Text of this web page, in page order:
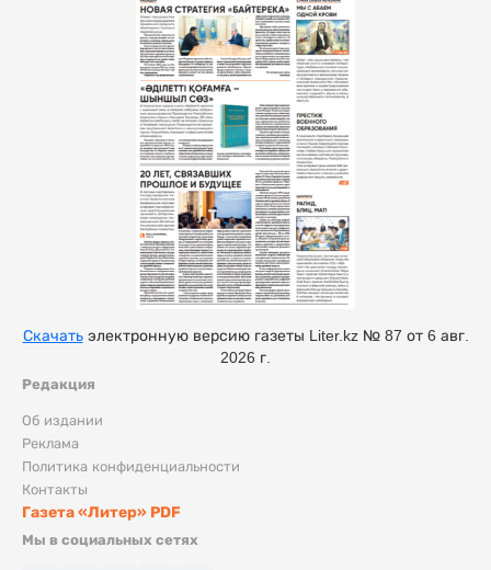
Редакция
Об издании
Реклама
Политика конфиденциальности
Контакты
Газета «Литер» PDF
Мы в социальных сетях
Скачатьэлектронную версию газеты Liter.kz № 87 от 6 авг.
2026 г.